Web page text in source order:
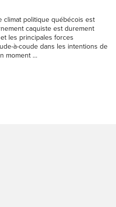
climat politique québécois est
caquiste est durement
les principales forces
à-coude dans les intentions de
moment …